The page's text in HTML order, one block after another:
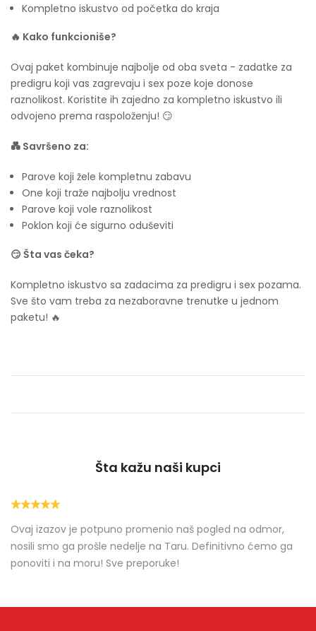
Kompletno iskustvo od početka do kraja
🔥 Kako funkcioniše?
Ovaj paket kombinuje najbolje od oba sveta - zadatke za
predigru koji vas zagrevaju i sex poze koje donose
raznolikost. Koristite ih zajedno za kompletno iskustvo ili
odvojeno prema raspoloženju! 😏
💑 Savršeno za:
Parove koji žele kompletnu zabavu
One koji traže najbolju vrednost
Parove koji vole raznolikost
Poklon koji će sigurno oduševiti
😏 Šta vas čeka?
Kompletno iskustvo sa zadacima za predigru i sex pozama.
Sve što vam treba za nezaboravne trenutke u jednom
paketu! 🔥
Šta kažu naši kupci
Ovaj izazov je potpuno promenio naš pogled na odmor,
nosili smo ga prošle nedelje na Taru. Definitivno ćemo ga
ponoviti i na moru! Sve preporuke!